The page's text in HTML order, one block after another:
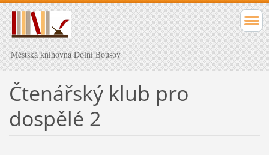
Městská knihovna Dolní Bousov
Čtenářský klub pro
dospělé 2